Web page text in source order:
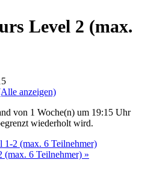
Level 2 (max.
anzeigen)
von 1 Woche(n) um 19:15 Uhr
wiederholt wird.
1-2 (max. 6 Teilnehmer)
(max. 6 Teilnehmer) »